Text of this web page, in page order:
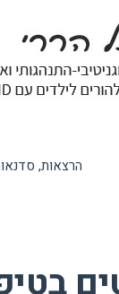
הרצאות,